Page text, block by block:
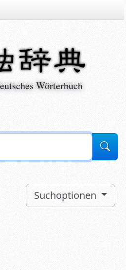
Wörterbuch
Suchoptionen